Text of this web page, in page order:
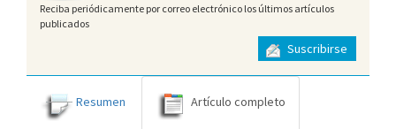
Reciba periódicamente por correo electrónico los últimos artículos
publicados
Suscribirse
Resumen Artículo completo